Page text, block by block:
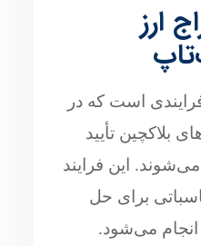
ارز
است که در
بلاکچین تأیید
این فرایند
برای حل
می‌شود.